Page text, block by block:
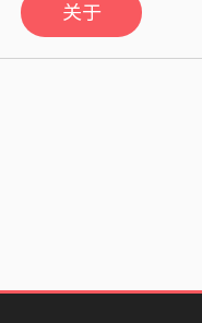
关于